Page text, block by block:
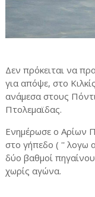
Δεν πρόκειται να
για απόψε, στο
ανάμεσα στους
Πτολεμαϊδας.
Ενημέρωσε ο Αρίων
στο γήπεδο ( '' λογω
δύο βαθμοί
χωρίς αγώνα.